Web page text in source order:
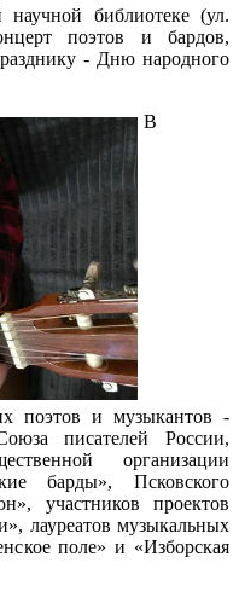
библиотеке (ул.
поэтов и бардов,
- Дню народного
В
поэтов и музыкантов -
писателей России,
организации
барды», Псковского
участников проектов
лауреатов музыкальных
поле» и «Изборская